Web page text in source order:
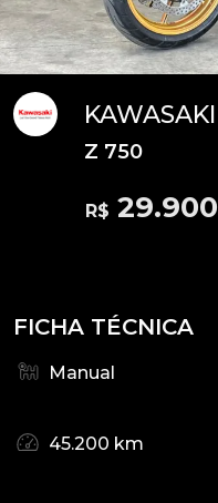
KAWASAKI
Z 750
R$ 29.900
FICHA TÉCNICA
Manual
45.200 km